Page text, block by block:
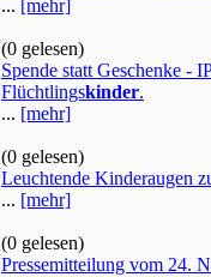
... [mehr]
(0 gelesen)
Spende statt Geschenke -
Flüchtlingskinder.
... [mehr]
(0 gelesen)
Leuchtende Kinderaugen
... [mehr]
(0 gelesen)
Pressemitteilung vom 24.